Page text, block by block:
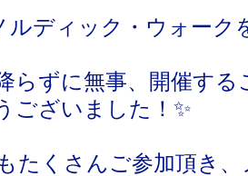
ルディック・ウォーク
らずに無事、開催す
ございました！✨
たくさんご参加頂き